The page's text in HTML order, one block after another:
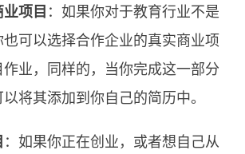
项目 ：如果你对于教育行业不是
可以选择合作企业的真实商业项
业，同样的，当你完成这一部分
将其添加到你自己的简历中。
：如果你正在创业，或者想自己从